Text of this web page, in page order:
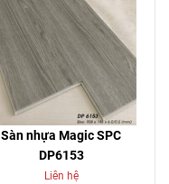
Sàn nhựa Magic SPC
DP6153
Liên hệ